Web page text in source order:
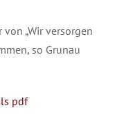
„Wir versorgen
so Grunau
pdf